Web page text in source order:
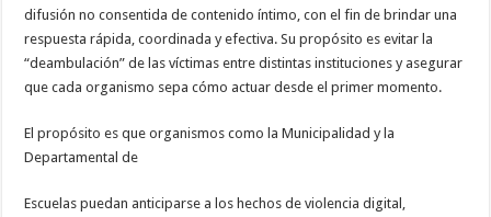
difusión no consentida de contenido íntimo, con el fin de brindar una
respuesta rápida, coordinada y efectiva. Su propósito es evitar la
“deambulación” de las víctimas entre distintas instituciones y asegurar
que cada organismo sepa cómo actuar desde el primer momento.
El propósito es que organismos como la Municipalidad y la
Departamental de
Escuelas puedan anticiparse a los hechos de violencia digital,